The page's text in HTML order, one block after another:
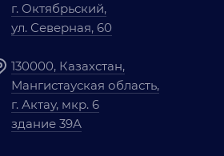
г. Октябрьский,
ул. Северная, 60
130000, Казахстан,
Мангистауская область,
г. Актау, мкр. 6
здание 39А